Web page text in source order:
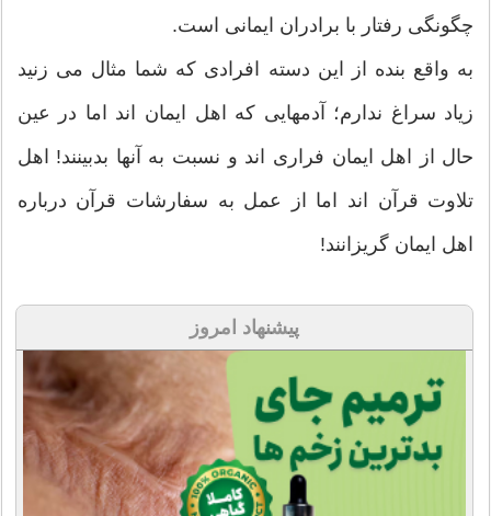
چگونگی رفتار با برادران ایمانی است.
به واقع بنده از این دسته افرادی که شما مثال می زنید
زیاد سراغ ندارم؛ آدمهایی که اهل ایمان اند اما در عین
حال از اهل ایمان فراری اند و نسبت به آنها بدبینند! اهل
تلاوت قرآن اند اما از عمل به سفارشات قرآن درباره
اهل ایمان گریزانند!
پیشنهاد امروز